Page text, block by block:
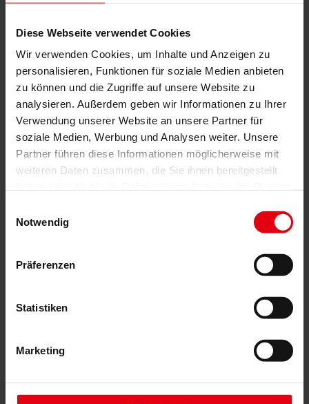
Diese Webseite verwendet Cookies
Wir verwenden Cookies, um Inhalte und Anzeigen zu
personalisieren, Funktionen für soziale Medien anbieten
zu können und die Zugriffe auf unsere Website zu
analysieren. Außerdem geben wir Informationen zu Ihrer
Verwendung unserer Website an unsere Partner für
soziale Medien, Werbung und Analysen weiter. Unsere
Partner führen diese Informationen möglicherweise mit
weiteren Daten zusammen, die Sie ihnen bereitgestellt
Notwendig
Präferenzen
Statistiken
Marketing
Dienstleistungen
Architektur
Architekturplanung
Generalplanung
Machbarkeitsstudien
Building Information Modeling (BIM)
Ausschreibung und Vergabe
Baumanagement
Projektsteuerung und Projektleitung
Örtliche Bauaufsicht (ÖBA)
Begleitende Kontrolle
Über uns
Kontakt